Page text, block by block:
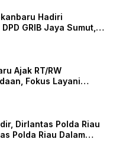
Hadiri
GRIB Jaya Sumut,
Ajak RT/RW
Fokus Layani
Dirlantas Polda Riau
Polda Riau Dalam